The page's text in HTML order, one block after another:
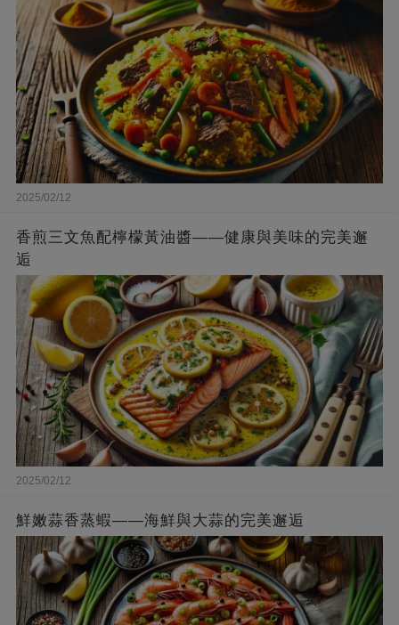
2025/02/12
香煎三文魚配檸檬黃油醬——健康與美味的完美邂
逅
2025/02/12
鮮嫩蒜香蒸蝦——海鮮與大蒜的完美邂逅